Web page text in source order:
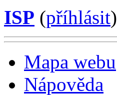
ISP (příhlásit)
Mapa webu
Nápověda